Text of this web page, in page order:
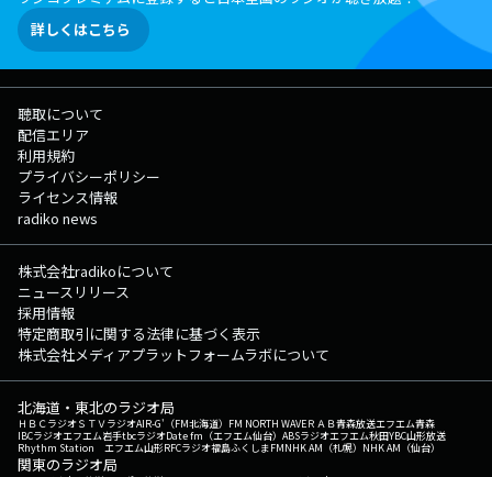
詳しくはこちら
聴取について
配信エリア
利用規約
プライバシーポリシー
ライセンス情報
radiko news
株式会社radikoについて
ニュースリリース
採用情報
特定商取引に関する法律に基づく表示
株式会社メディアプラットフォームラボについて
北海道・東北のラジオ局
ＨＢＣラジオＳＴＶラジオAIR-G'（FM北海道） FM NORTH WAVEＲＡＢ青森放送エフエム青森
IBCラジオエフエム岩手tbcラジオDate fm（エフエム仙台） ABSラジオエフエム秋田YBC山形放送
Rhythm Station エフエム山形RFCラジオ福島ふくしまFMNHK AM（札幌） NHK AM（仙台）
関東のラジオ局